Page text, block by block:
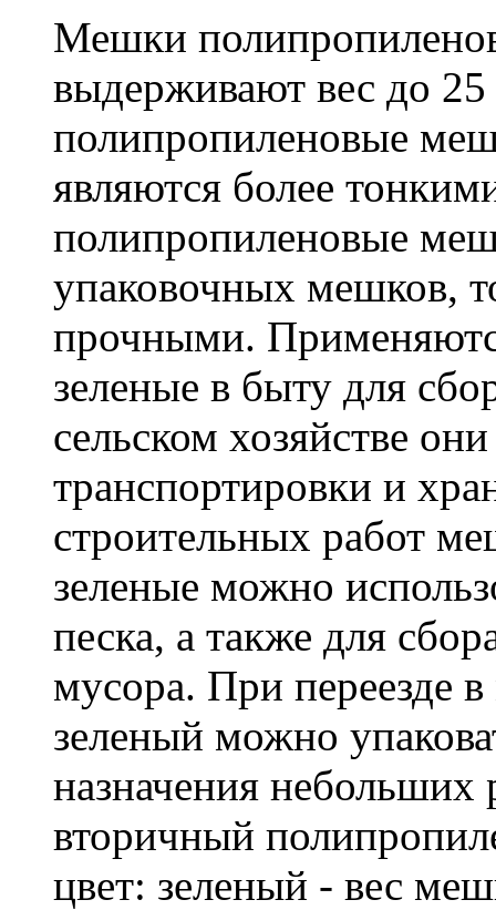
Мешки
выдерживают вес до
полипропиленовые
являются более
полипропиленовые
упаковочных мешков,
прочными.
зеленые в быту для
сельском хозяйстве
транспортировки и
строительных работ
зеленые можно
песка, а также для
мусора. При переезде
зеленый можно
назначения небольших
вторичный
цвет: зеленый - вес